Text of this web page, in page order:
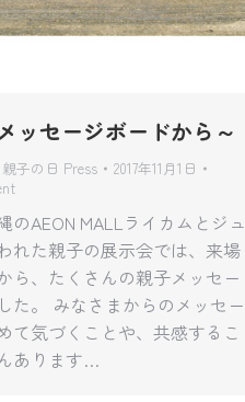
ッセージボードから～
親子の日 Press
2017年11月1日
のAEON MALLライカムとジュ
れた親子の展示会では、来場
ら、たくさんの親子メッセー
た。 みなさまからのメッセー
て気づくことや、共感するこ
あります…